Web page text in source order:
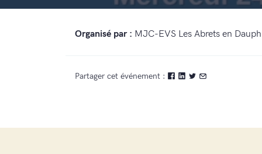
Organisé par : MJC-EVS Les Abrets en
Partager cet événement :